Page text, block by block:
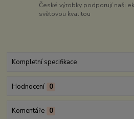
České výrobky podporují naši
světovou kvalitou
Kompletní specifikace
Hodnocení 0
Komentáře 0